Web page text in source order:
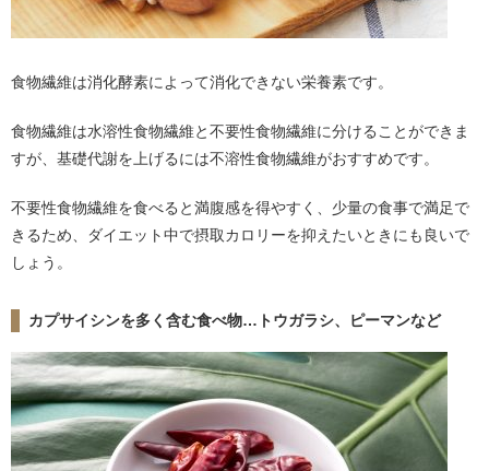
食物繊維は消化酵素によって消化できない栄養素です。
食物繊維は水溶性食物繊維と不要性食物繊維に分けることができま
すが、基礎代謝を上げるには不溶性食物繊維がおすすめです。
不要性食物繊維を食べると満腹感を得やすく、少量の食事で満足で
きるため、ダイエット中で摂取カロリーを抑えたいときにも良いで
しょう。
カプサイシンを多く含む食べ物…トウガラシ、ピーマンなど